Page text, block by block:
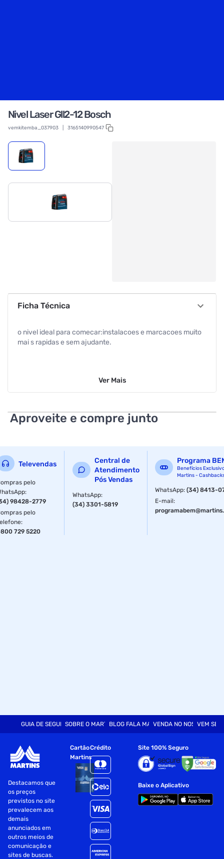
Nivel Laser Gll2-12 Bosch
vemkitemba_037903 3165140990547
Ficha Técnica
o nivel ideal para comecar:instalacoes e marcacoes muito
mai s rapidas e sem ajudante.
Ver Mais
Aproveite e compre junto
Televendas
pelo
:
98428-2779
pelo
:
729 5220
Central de
Atendimento
Pós Vendas
WhatsApp:
(34) 3301-5819
Programa
Benefícios
Martins -
WhatsApp:(34) 8413-
E-mail:
GUIA DE SEGURANÇASOBRE O MARTINSBLOG FALA MARTVENDA NO NOSSO SITE
VEM SER
Destacamos que
os preços
previstos no site
prevalecem aos
demais
anunciados em
outros meios de
comunicação e
sites de buscas.
Cartão
Martins
Crédito Site 100% Seguro
Baixe o Aplicativo